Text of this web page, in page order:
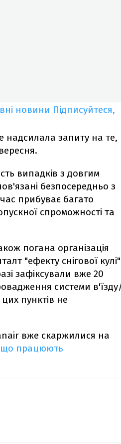
новини Підписуйтеся,
надсилала запиту на те,
випадків з довгим
безпосередньо з
прибуває багато
спроможності та
погана організація
"ефекту снігової
зафіксували вже 20
системи
пунктів не
вже скаржилися на
що працюють